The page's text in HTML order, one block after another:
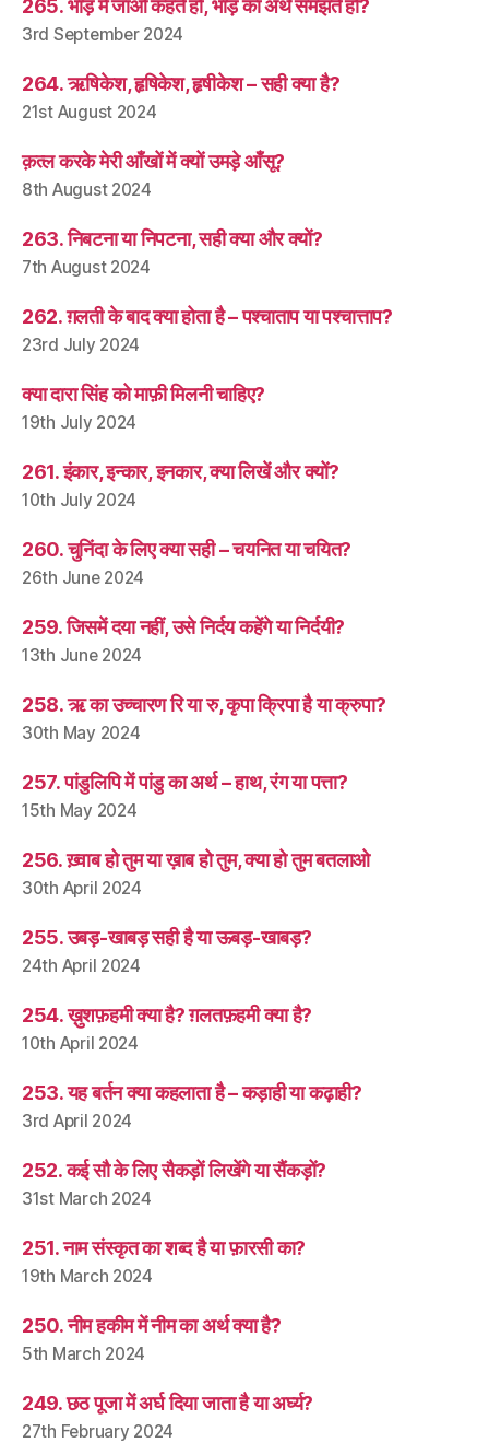
265. भाड़ में जाओ कहते हो, भाड़ का अर्थ समझते हो?
3rd September 2024
264. ऋषिकेश, हृषिकेश, हृषीकेश – सही क्या है?
21st August 2024
क़त्ल करके मेरी आँखों में क्यों उमड़े आँसू?
8th August 2024
263. निबटना या निपटना, सही क्या और क्यों?
7th August 2024
262. ग़लती के बाद क्या होता है – पश्चाताप या पश्चात्ताप?
23rd July 2024
क्या दारा सिंह को माफ़ी मिलनी चाहिए?
19th July 2024
261. इंकार, इन्कार, इनकार, क्या लिखें और क्यों?
10th July 2024
260. चुनिंदा के लिए क्या सही – चयनित या चयित?
26th June 2024
259. जिसमें दया नहीं, उसे निर्दय कहेंगे या निर्दयी?
13th June 2024
258. ऋ का उच्चारण रि या रु, कृपा क्रिपा है या क्रुपा?
30th May 2024
257. पांडुलिपि में पांडु का अर्थ – हाथ, रंग या पत्ता?
15th May 2024
256. ख़्वाब हो तुम या ख़ाब हो तुम, क्या हो तुम बतलाओ
30th April 2024
255. उबड़-खाबड़ सही है या ऊबड़-खाबड़?
24th April 2024
254. ख़ुशफ़हमी क्या है? ग़लतफ़हमी क्या है?
10th April 2024
253. यह बर्तन क्या कहलाता है – कड़ाही या कढ़ाही?
3rd April 2024
252. कई सौ के लिए सैकड़ों लिखेंगे या सैंकड़ों?
31st March 2024
251. नाम संस्कृत का शब्द है या फ़ारसी का?
19th March 2024
250. नीम हकीम में नीम का अर्थ क्या है?
5th March 2024
249. छठ पूजा में अर्घ दिया जाता है या अर्घ्य?
27th February 2024